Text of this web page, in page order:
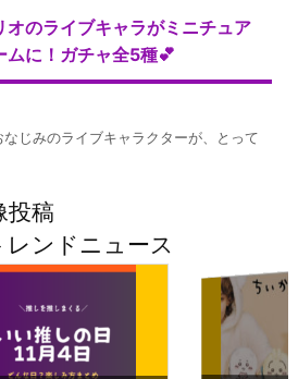
オのライブキャラがミニチュア
ムに！ガチャ全5種💕
じみのライブキャラクターが、とって
投稿
ンドニュース